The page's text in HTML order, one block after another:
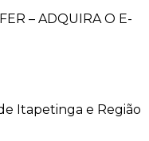
– ADQUIRA O E-
Itapetinga e Região